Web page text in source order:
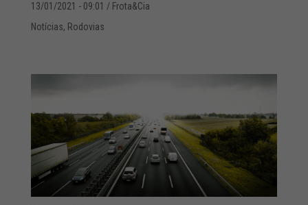
13/01/2021 - 09:01 / Frota&Cia
Notícias, Rodovias